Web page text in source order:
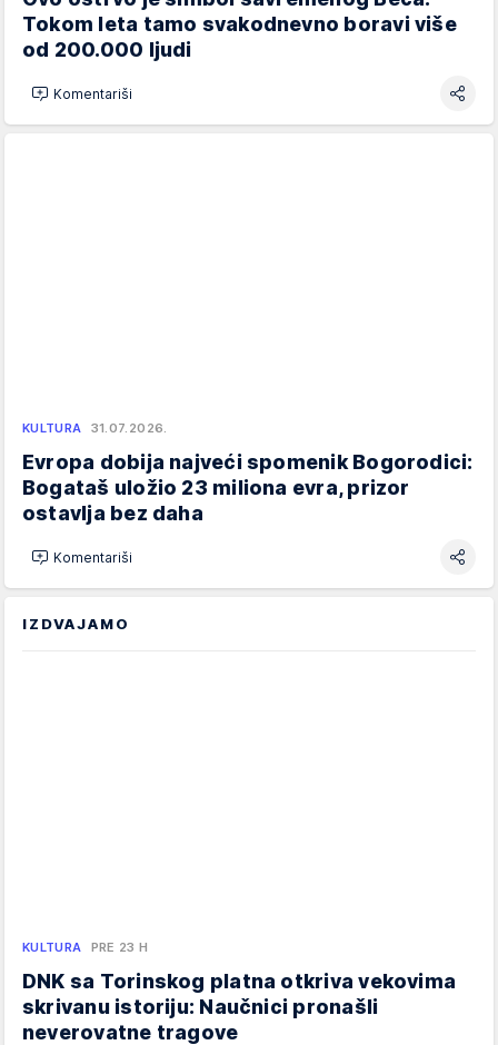
Tokom leta tamo svakodnevno boravi više
od 200.000 ljudi
Komentariši
KULTURA 31.07.2026.
Evropa dobija najveći spomenik Bogorodici:
Bogataš uložio 23 miliona evra, prizor
ostavlja bez daha
Komentariši
IZDVAJAMO
KULTURA PRE 23 H
DNK sa Torinskog platna otkriva vekovima
skrivanu istoriju: Naučnici pronašli
neverovatne tragove